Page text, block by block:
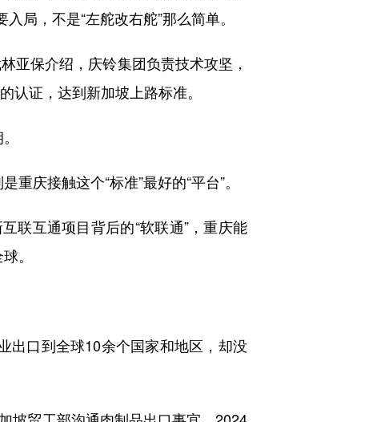
局，不是“左舵改右舵”那么简单。
保介绍，庆铃集团负责技术攻坚，
证，达到新加坡上路标准。
庆接触这个“标准”最好的“平台”。
互通项目背后的“软联通”，重庆能
。
口到全球10余个国家和地区，却没